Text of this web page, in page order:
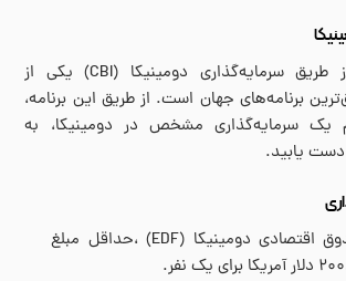
برنامه شهروندی از طریق سرمایه‌گذاری دومینیکا (CBI) یکی از
برنامه‌های جهان است. از طریق این برنامه،
یک سرمایه‌گذاری مشخص در دومینیکا، به
دست یابید.
کمک مالی به صندوق اقتصادی دومینیکا (EDF) ،حداقل مبلغ